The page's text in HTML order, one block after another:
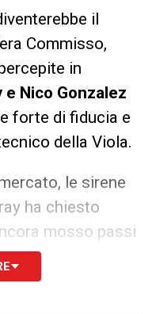
il
Commisso,
in
e Nico Gonzalez
forte di fiducia e
della Viola.
le sirene
ha chiesto
mosso passi
finora è
proposta